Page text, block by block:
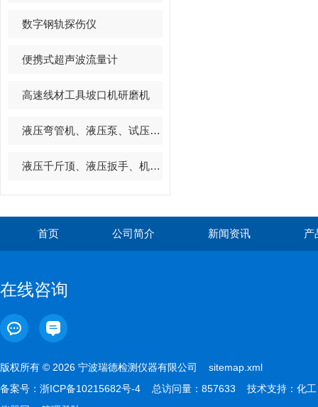
数字钢轨探伤仪
便携式超声波流量计
高速线材工具坡口机研磨机
液压弯管机、液压泵、试压泵总汇
液压千斤顶、液压扳手、机修工具系列
首页 公司简介 新闻资讯 产
在线咨询
版权所有 © 2026 宁波瑞德检测仪器有限公司 sitemap.xml
备案号： 浙ICP备10215682号-4 总访问量：857633 技术支持： 化工